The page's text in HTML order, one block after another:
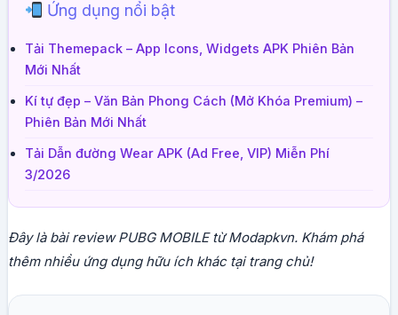
Ứng dụng nổi bật
Tải Themepack – App Icons, Widgets APK Phiên Bản
Mới Nhất
Kí tự đẹp – Văn Bản Phong Cách (Mở Khóa Premium) –
Phiên Bản Mới Nhất
Tải Dẫn đường Wear APK (Ad Free, VIP) Miễn Phí
3/2026
Đây là bài review PUBG MOBILE từ Modapkvn. Khám phá
thêm nhiều ứng dụng hữu ích khác tại trang chủ!